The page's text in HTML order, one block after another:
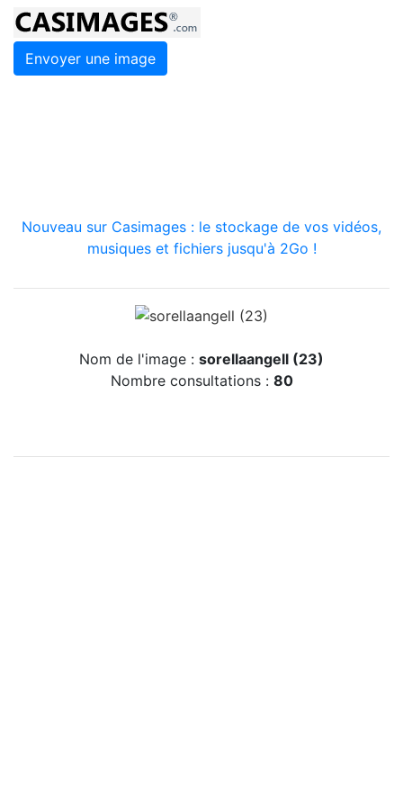
Envoyer une image
Nouveau sur Casimages : le stockage de vos vidéos,
musiques et fichiers jusqu'à 2Go !
Nom de l'image : sorellaangell (23)
Nombre consultations : 80